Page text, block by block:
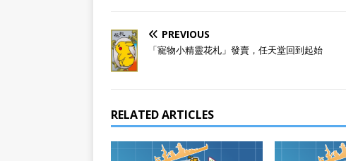
PREVIOUS
「寵物小精靈花札」發賣，任天堂回到起始
RELATED ARTICLES